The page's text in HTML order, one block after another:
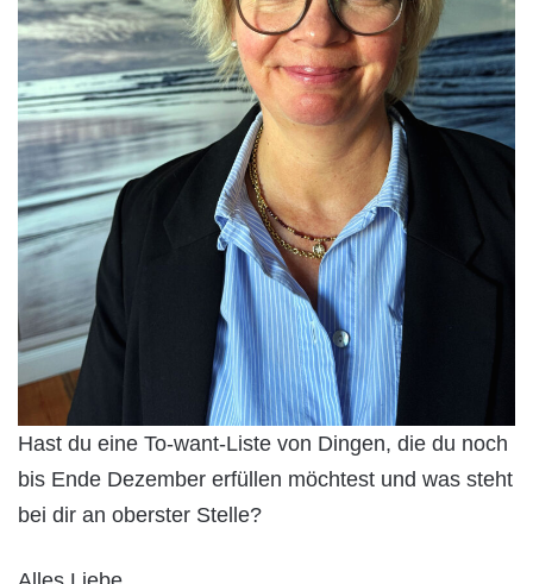
Hast du eine To-want-Liste von Dingen, die du noch
bis Ende Dezember erfüllen möchtest und was steht
bei dir an oberster Stelle?